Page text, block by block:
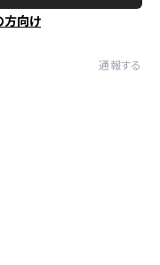
方向け
通報する